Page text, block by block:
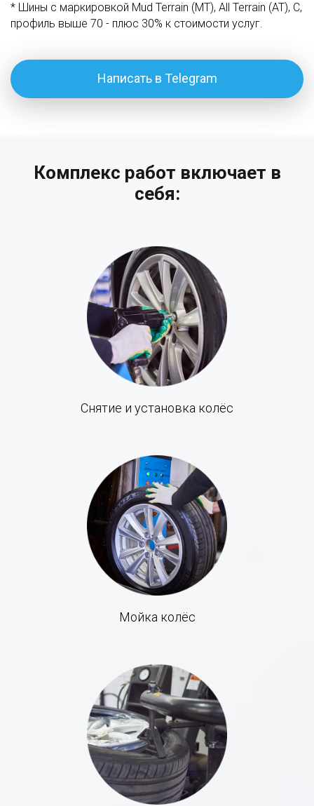
* Шины с маркировкой Mud Terrain (MT), All Terrain (AT), C,
профиль выше 70 - плюс 30% к стоимости услуг.
Написать в Telegram
Комплекс работ включает в
себя:
Снятие и установка колёс
Мойка колёс